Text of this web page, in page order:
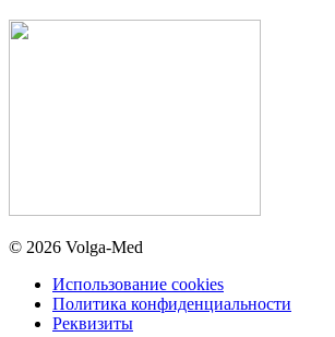
© 2026 Volga-Med
Использование cookies
Политика конфиденциальности
Реквизиты